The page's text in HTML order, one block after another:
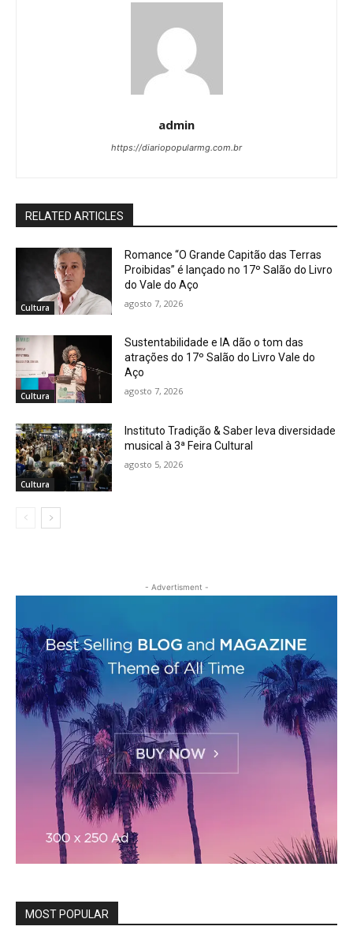
admin
https://diariopopularmg.com.br
RELATED ARTICLES
Cultura
Romance “O Grande Capitão das Terras
Proibidas” é lançado no 17º Salão do Livro
do Vale do Aço
agosto 7, 2026
Cultura
Sustentabilidade e IA dão o tom das
atrações do 17º Salão do Livro Vale do
Aço
agosto 7, 2026
Cultura
Instituto Tradição & Saber leva diversidade
musical à 3ª Feira Cultural
agosto 5, 2026
- Advertisment -
MOST POPULAR